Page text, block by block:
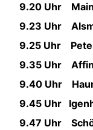
9.20 Uhr
9.23 Uhr
9.25 Uhr
9.35 Uhr
9.40 Uhr
9.45 Uhr
9.47 Uhr